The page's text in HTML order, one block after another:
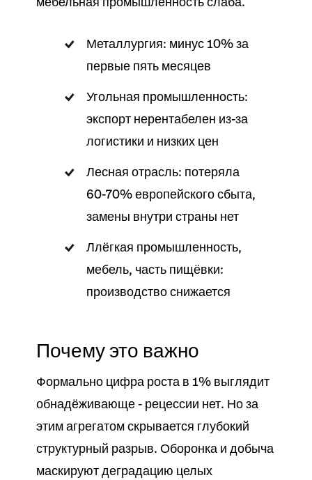
Металлургия: минус 10% за
первые пять месяцев
Угольная промышленность:
экспорт нерентабелен из-за
логистики и низких цен
Лесная отрасль: потеряла
60-70% европейского сбыта,
замены внутри страны нет
Ллёгкая промышленность,
мебель, часть пищёвки:
производство снижается
Почему это важно
Формально цифра роста в 1% выглядит
обнадёживающе - рецессии нет. Но за
этим агрегатом скрывается глубокий
структурный разрыв. Оборонка и добыча
маскируют деградацию целых